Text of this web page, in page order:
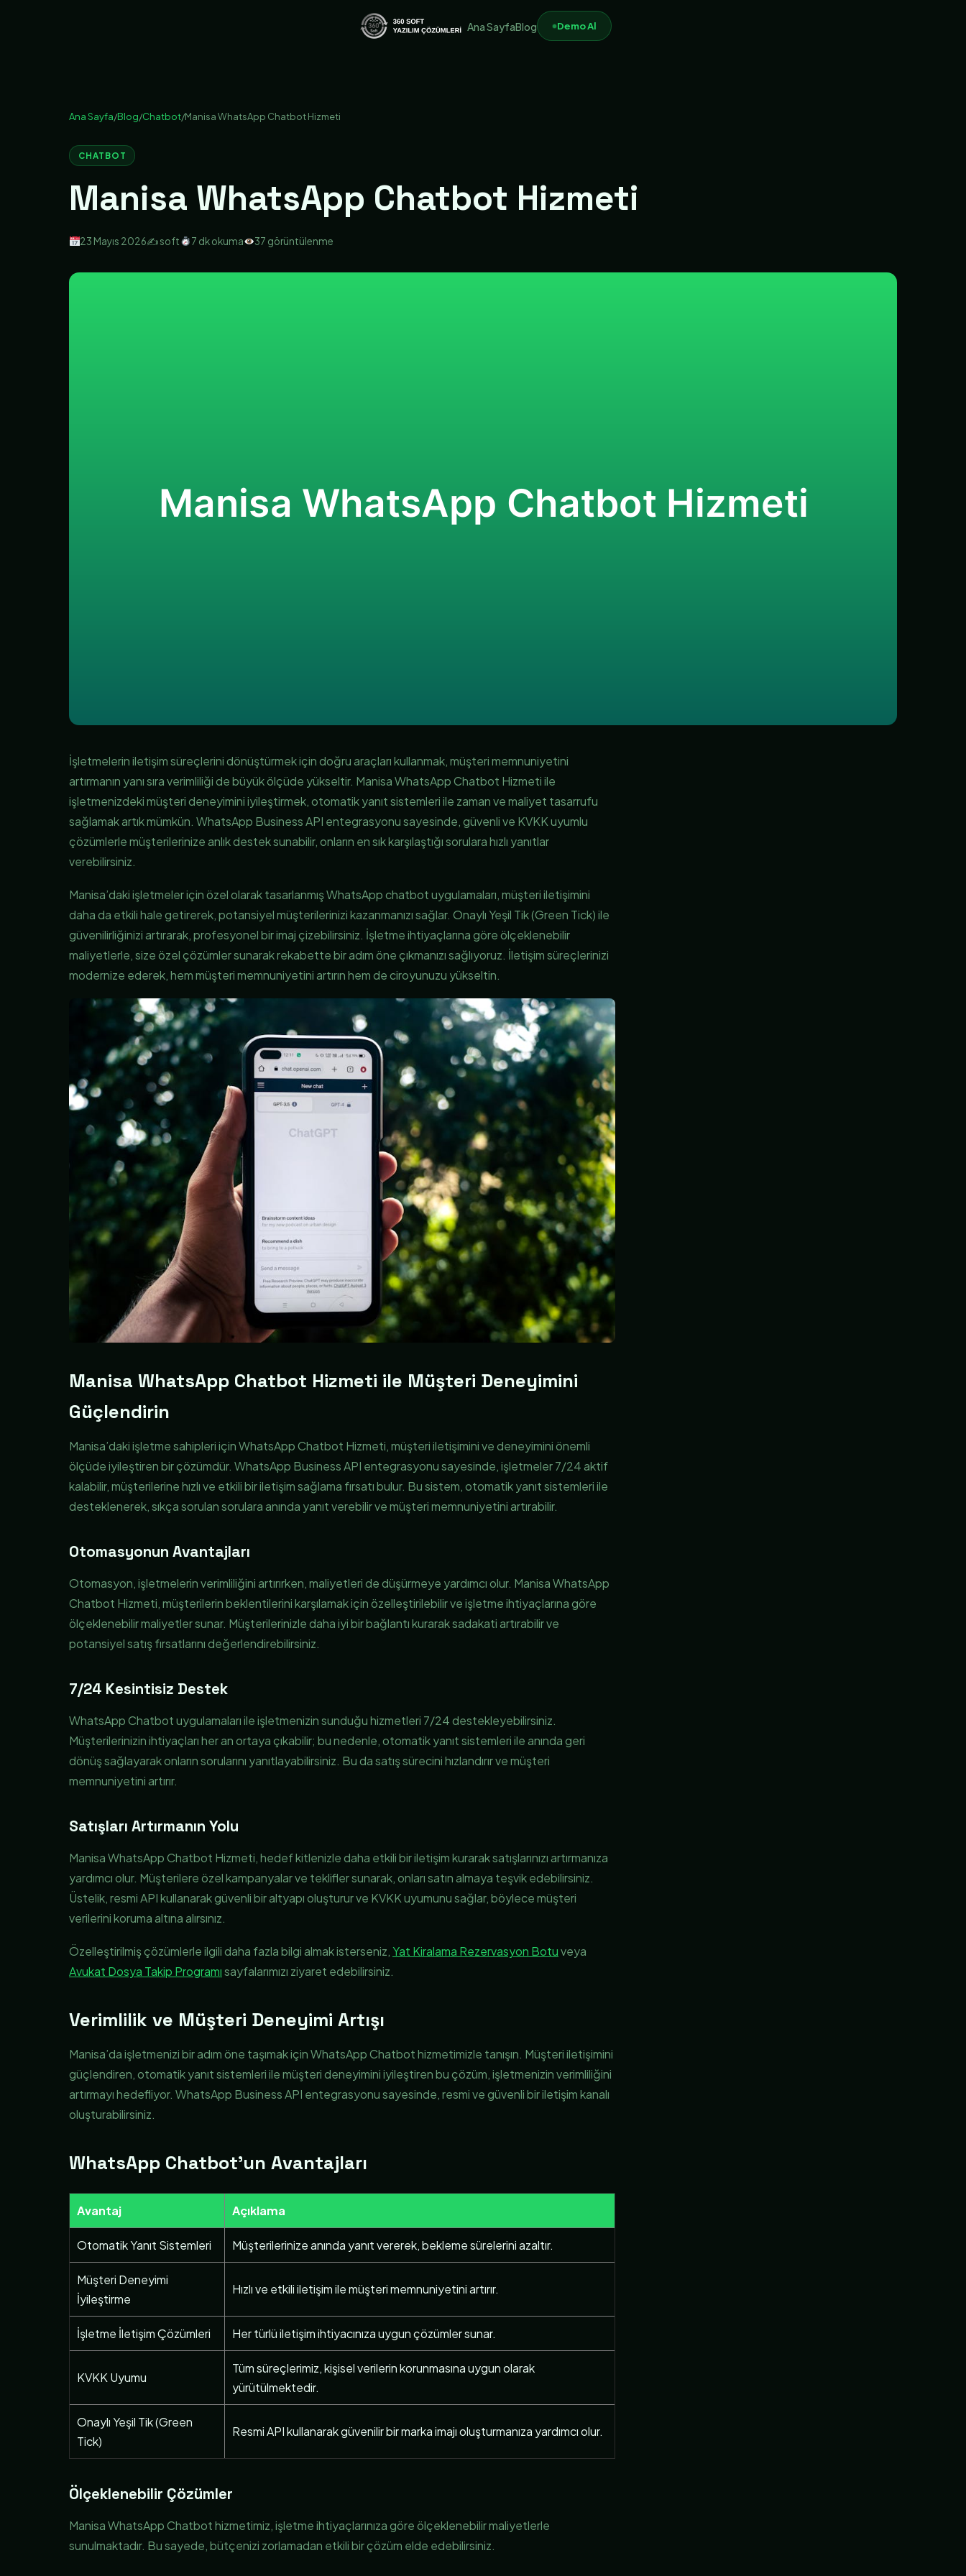
Ana SayfaBlog Demo Al
Ana Sayfa/Blog/Chatbot/Manisa WhatsApp Chatbot Hizmeti
CHATBOT
Manisa WhatsApp Chatbot Hizmeti
23 Mayıs 2026✍️ soft 7 dk okuma 37 görüntülenme
İşletmelerin iletişim süreçlerini dönüştürmek için doğru araçları kullanmak, müşteri memnuniyetini
artırmanın yanı sıra verimliliği de büyük ölçüde yükseltir. Manisa WhatsApp Chatbot Hizmeti ile
işletmenizdeki müşteri deneyimini iyileştirmek, otomatik yanıt sistemleri ile zaman ve maliyet tasarrufu
sağlamak artık mümkün. WhatsApp Business API entegrasyonu sayesinde, güvenli ve KVKK uyumlu
çözümlerle müşterilerinize anlık destek sunabilir, onların en sık karşılaştığı sorulara hızlı yanıtlar
verebilirsiniz.
Manisa’daki işletmeler için özel olarak tasarlanmış WhatsApp chatbot uygulamaları, müşteri iletişimini
daha da etkili hale getirerek, potansiyel müşterilerinizi kazanmanızı sağlar. Onaylı Yeşil Tik (Green Tick) ile
güvenilirliğinizi artırarak, profesyonel bir imaj çizebilirsiniz. İşletme ihtiyaçlarına göre ölçeklenebilir
maliyetlerle, size özel çözümler sunarak rekabette bir adım öne çıkmanızı sağlıyoruz. İletişim süreçlerinizi
modernize ederek, hem müşteri memnuniyetini artırın hem de ciroyunuzu yükseltin.
Manisa WhatsApp Chatbot Hizmeti ile Müşteri Deneyimini
Güçlendirin
Manisa’daki işletme sahipleri için WhatsApp Chatbot Hizmeti, müşteri iletişimini ve deneyimini önemli
ölçüde iyileştiren bir çözümdür. WhatsApp Business API entegrasyonu sayesinde, işletmeler 7/24 aktif
kalabilir, müşterilerine hızlı ve etkili bir iletişim sağlama fırsatı bulur. Bu sistem, otomatik yanıt sistemleri ile
desteklenerek, sıkça sorulan sorulara anında yanıt verebilir ve müşteri memnuniyetini artırabilir.
Otomasyonun Avantajları
Otomasyon, işletmelerin verimliliğini artırırken, maliyetleri de düşürmeye yardımcı olur. Manisa WhatsApp
Chatbot Hizmeti, müşterilerin beklentilerini karşılamak için özelleştirilebilir ve işletme ihtiyaçlarına göre
ölçeklenebilir maliyetler sunar. Müşterilerinizle daha iyi bir bağlantı kurarak sadakati artırabilir ve
potansiyel satış fırsatlarını değerlendirebilirsiniz.
7/24 Kesintisiz Destek
WhatsApp Chatbot uygulamaları ile işletmenizin sunduğu hizmetleri 7/24 destekleyebilirsiniz.
Müşterilerinizin ihtiyaçları her an ortaya çıkabilir; bu nedenle, otomatik yanıt sistemleri ile anında geri
dönüş sağlayarak onların sorularını yanıtlayabilirsiniz. Bu da satış sürecini hızlandırır ve müşteri
memnuniyetini artırır.
Satışları Artırmanın Yolu
Manisa WhatsApp Chatbot Hizmeti, hedef kitlenizle daha etkili bir iletişim kurarak satışlarınızı artırmanıza
yardımcı olur. Müşterilere özel kampanyalar ve teklifler sunarak, onları satın almaya teşvik edebilirsiniz.
Üstelik, resmi API kullanarak güvenli bir altyapı oluşturur ve KVKK uyumunu sağlar, böylece müşteri
verilerini koruma altına alırsınız.
Özelleştirilmiş çözümlerle ilgili daha fazla bilgi almak isterseniz,Yat Kiralama Rezervasyon Botuveya
Avukat Dosya Takip Programısayfalarımızı ziyaret edebilirsiniz.
Verimlilik ve Müşteri Deneyimi Artışı
Manisa’da işletmenizi bir adım öne taşımak için WhatsApp Chatbot hizmetimizle tanışın. Müşteri iletişimini
güçlendiren, otomatik yanıt sistemleri ile müşteri deneyimini iyileştiren bu çözüm, işletmenizin verimliliğini
artırmayı hedefliyor. WhatsApp Business API entegrasyonu sayesinde, resmi ve güvenli bir iletişim kanalı
oluşturabilirsiniz.
WhatsApp Chatbot’un Avantajları
Avantaj Açıklama
Otomatik Yanıt Sistemleri Müşterilerinize anında yanıt vererek, bekleme sürelerini azaltır.
Müşteri Deneyimi
İyileştirme
Hızlı ve etkili iletişim ile müşteri memnuniyetini artırır.
İşletme İletişim Çözümleri Her türlü iletişim ihtiyacınıza uygun çözümler sunar.
KVKK Uyumu
Tüm süreçlerimiz, kişisel verilerin korunmasına uygun olarak
yürütülmektedir.
Onaylı Yeşil Tik (Green
Tick)
Resmi API kullanarak güvenilir bir marka imajı oluşturmanıza yardımcı olur.
Ölçeklenebilir Çözümler
Manisa WhatsApp Chatbot hizmetimiz, işletme ihtiyaçlarınıza göre ölçeklenebilir maliyetlerle
sunulmaktadır. Bu sayede, bütçenizi zorlamadan etkili bir çözüm elde edebilirsiniz.